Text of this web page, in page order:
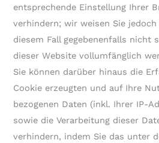
entsprechende Einstellung Ihrer
verhindern; wir weisen Sie
diesem Fall gegebenenfalls nicht
dieser Website vollumfänglich
Sie können darüber hinaus die
Cookie erzeugten und auf Ihre
bezogenen Daten (inkl. Ihrer IP-
sowie die Verarbeitung dieser
verhindern, indem Sie das unter